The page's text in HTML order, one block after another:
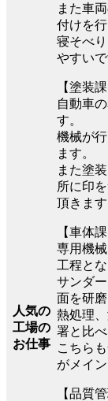
人気の
工場の
お仕事
また車
付けを
寝そべ
やすいで
【塗装課
自動車
す。
機械が
ます。
また塗
所に印
頂きます
【車体課
専用機
工程とな
サンダ
面を研
熱処理
署と比
こちら
がメイ
【品質